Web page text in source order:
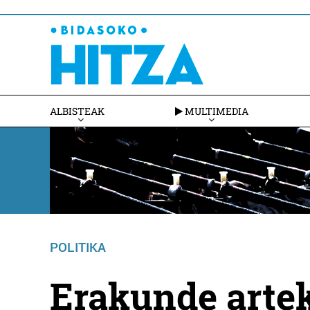
ALBISTEAK MULTIMEDIA
POLITIKA
Erakunde